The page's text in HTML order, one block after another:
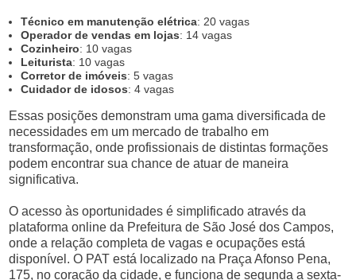
Técnico em manutenção elétrica: 20 vagas
Operador de vendas em lojas: 14 vagas
Cozinheiro: 10 vagas
Leiturista: 10 vagas
Corretor de imóveis: 5 vagas
Cuidador de idosos: 4 vagas
Essas posições demonstram uma gama diversificada de
necessidades em um mercado de trabalho em
transformação, onde profissionais de distintas formações
podem encontrar sua chance de atuar de maneira
significativa.
O acesso às oportunidades é simplificado através da
plataforma online da Prefeitura de São José dos Campos,
onde a relação completa de vagas e ocupações está
disponível. O PAT está localizado na Praça Afonso Pena,
175, no coração da cidade, e funciona de segunda a sexta-